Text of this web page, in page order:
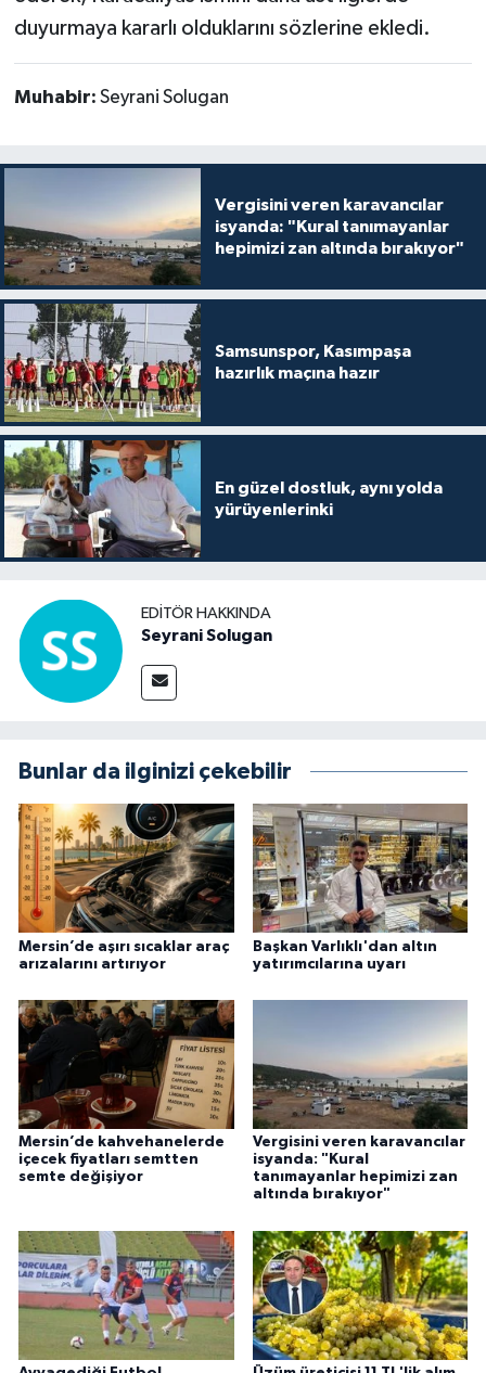
duyurmaya kararlı olduklarını sözlerine ekledi.
Muhabir: Seyrani Solugan
Vergisini veren karavancılar
isyanda: "Kural tanımayanlar
hepimizi zan altında bırakıyor"
Samsunspor, Kasımpaşa
hazırlık maçına hazır
En güzel dostluk, aynı yolda
yürüyenlerinki
EDITÖR HAKKINDA
Seyrani Solugan
Bunlar da ilginizi çekebilir
Mersin’de aşırı sıcaklar araç
arızalarını artırıyor
Başkan Varlıklı'dan altın
yatırımcılarına uyarı
Mersin’de kahvehanelerde
içecek fiyatları semtten
semte değişiyor
Vergisini veren karavancılar
isyanda: "Kural
tanımayanlar hepimizi zan
altında bırakıyor"